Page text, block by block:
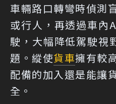
車輛路口轉彎時偵測
或行人，再透過車內
駛，大幅降低駕駛視
題。縱使貨車擁有較
配備的加入還是能讓
全。